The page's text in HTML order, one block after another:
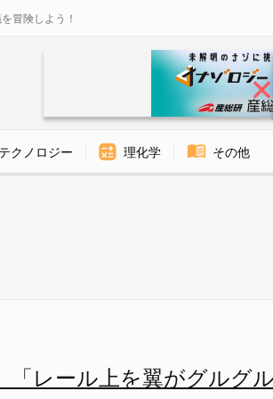
冒険しよう！
テクノロジー 理化学 その他
「レール上を翼がグルグ